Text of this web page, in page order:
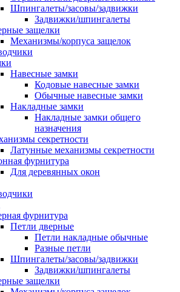
Шпингалеты/засовы/задвижки
Задвижки/шпингалеты
защелки
Механизмы/корпуса защелок
Навесные замки
Кодовые навесные замки
Обычные навесные замки
Накладные замки
Накладные замки общего
назначения
секретности
Латунные механизмы секретности
фурнитура
Для деревянных окон
фурнитура
Петли дверные
Петли накладные обычные
Разные петли
Шпингалеты/засовы/задвижки
Задвижки/шпингалеты
защелки